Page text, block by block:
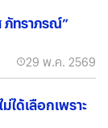
ภัทราภรณ์”
29 พ.ค. 2569
ได้เลือกเพราะ